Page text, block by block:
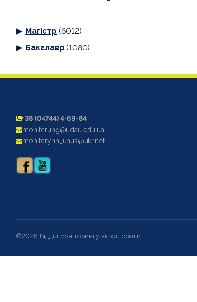
Магістр (6012)
Бакалавр (1080)
+38 (04744) 4-69-84
monitorung@udau.edu.ua
monitorynh_unus@ukr.net
©2026 Відділ моніторингу якості освіти